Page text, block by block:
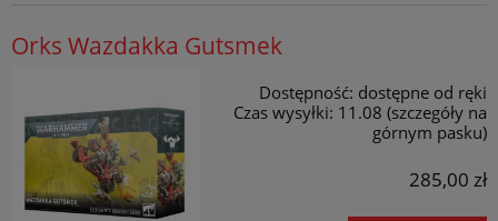
Orks Wazdakka Gutsmek
Dostępność: dostępne od ręki
Czas wysyłki: 11.08 (szczegóły na
górnym pasku)
285,00 zł